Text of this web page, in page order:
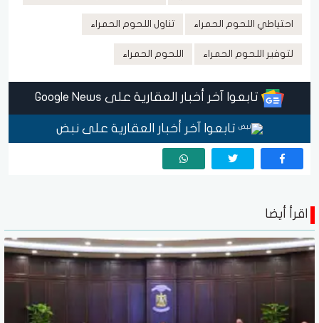
احتياطي اللحوم الحمراء تناول اللحوم الحمراء
لتوفير اللحوم الحمراء اللحوم الحمراء
تابعوا آخر أخبار العقارية على Google News
تابعوا آخر أخبار العقارية على نبض
اقرأ أيضا